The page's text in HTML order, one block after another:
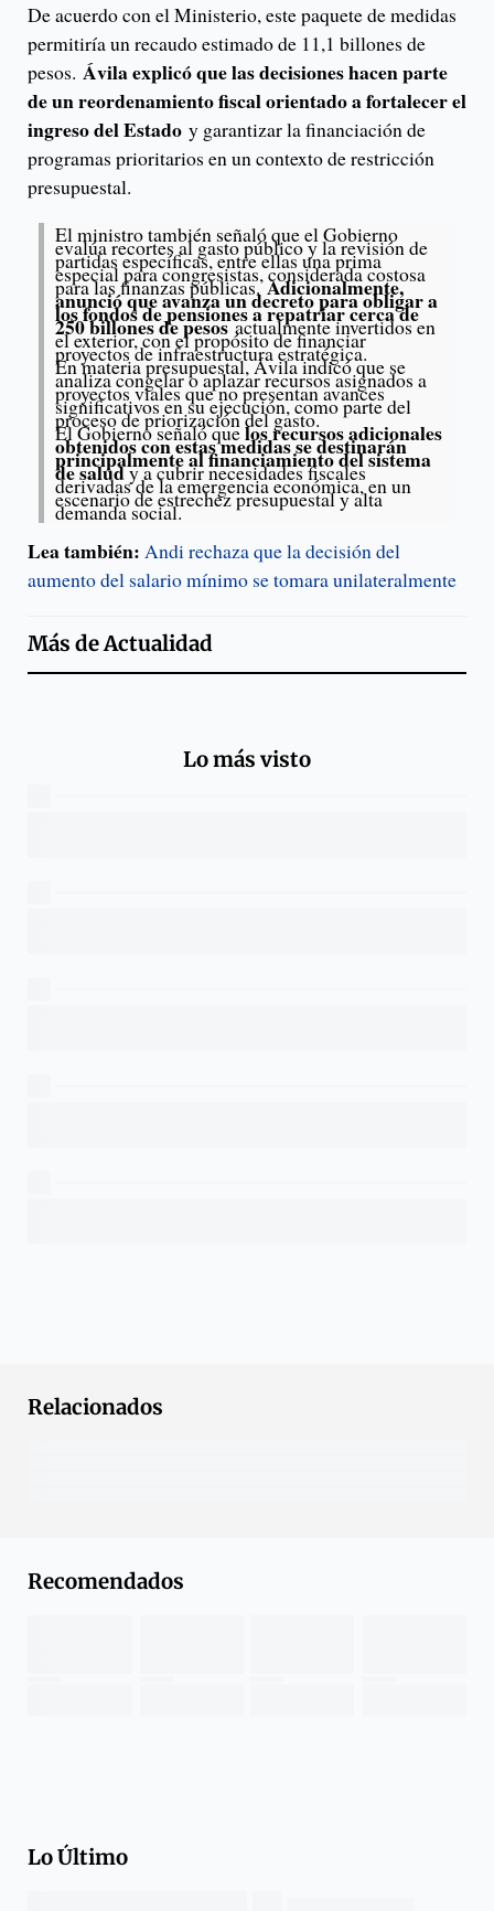
De acuerdo con el Ministerio, este paquete de medidas
permitiría un recaudo estimado de 11,1 billones de
pesos. Ávila explicó que las decisiones hacen parte
de un reordenamiento fiscal orientado a fortalecer el
ingreso del Estado y garantizar la financiación de
programas prioritarios en un contexto de restricción
presupuestal.
El ministro también señaló que el Gobierno
evalúa recortes al gasto público y la revisión de
partidas específicas, entre ellas una prima
especial para congresistas, considerada costosa
para las finanzas públicas.Adicionalmente,
anunció que avanza un decreto para obligar a
los fondos de pensiones a repatriar cerca de
250 billones de pesosactualmente invertidos en
el exterior, con el propósito de financiar
proyectos de infraestructura estratégica.
En materia presupuestal, Ávila indicó que se
analiza congelar o aplazar recursos asignados a
proyectos viales que no presentan avances
significativos en su ejecución, como parte del
proceso de priorización del gasto.
El Gobierno señaló quelos recursos adicionales
obtenidos con estas medidas se destinarán
principalmente al financiamiento del sistema
de saludy a cubrir necesidades fiscales
derivadas de la emergencia económica, en un
escenario de estrechez presupuestal y alta
demanda social.
Lea también: Andi rechaza que la decisión del
aumento del salario mínimo se tomara unilateralmente
Más deActualidad
Lo más visto
Relacionados
Recomendados
Lo Último